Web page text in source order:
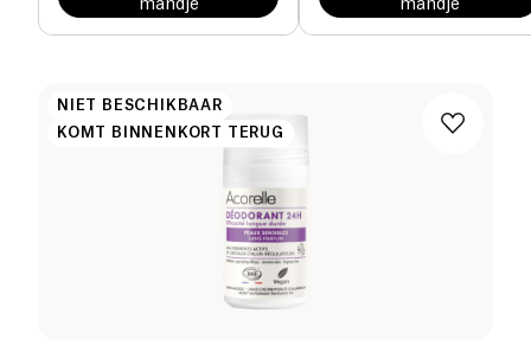
mandje
mandje
NIET BESCHIKBAAR
KOMT BINNENKORT TERUG